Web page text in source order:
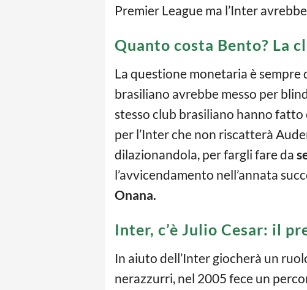
Premier League ma l’Inter
Quanto costa Bento? La
La questione monetaria è sempre
brasiliano avrebbe messo per
stesso club brasiliano hanno
per l’Inter che non riscatterà
dilazionandola, per fargli fare da
l’avvicendamento nell’annata
Onana.
Inter, c’è Julio Cesar: il
In aiuto dell’Inter giocherà un
nerazzurri, nel 2005 fece un